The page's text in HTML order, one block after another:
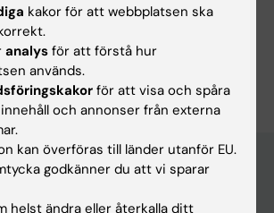
kakor för att webbplatsen ska
analys för att förstå hur
används.
för att visa och spåra
och annonser från externa
kan överföras till länder utanför EU.
godkänner du att vi sparar
helst ändra eller återkalla ditt